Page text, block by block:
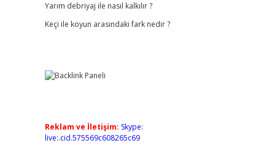
Yarım debriyaj ile nasıl kalkılır ?
Keçi ile koyun arasındaki fark nedir ?
Reklam ve İletişim: Skype:
live:.cid.575569c608265c69